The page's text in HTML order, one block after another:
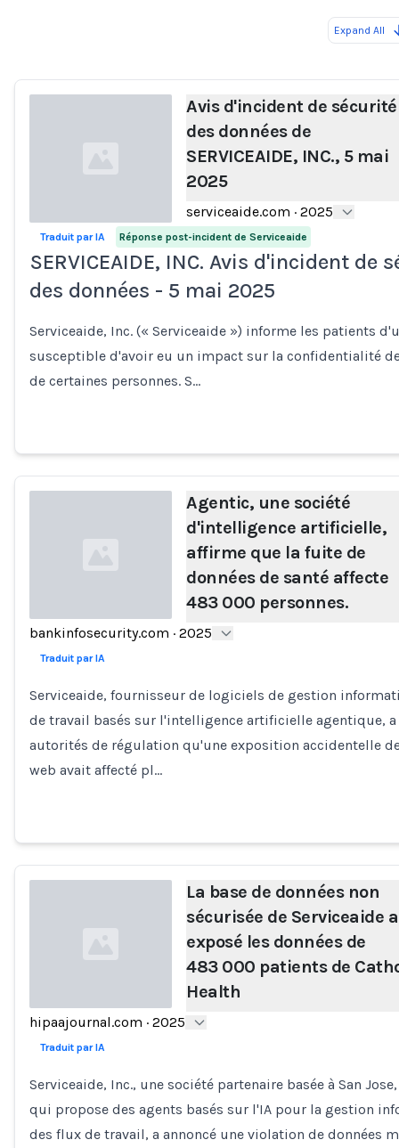
Expand All
Loading...
Avis d'incident de sécurité
des données de
SERVICEAIDE, INC., 5 mai
2025
serviceaide.com · 2025
Traduit par IA Réponse post-incident de Serviceaide
SERVICEAIDE, INC. Avis d'incident de
des données - 5 mai 2025
Serviceaide, Inc. (« Serviceaide ») informe les patients
susceptible d'avoir eu un impact sur la confidentialité
de certaines personnes. S…
Loading...
Agentic, une société
d'intelligence artificielle,
affirme que la fuite de
données de santé affecte
483 000 personnes.
bankinfosecurity.com · 2025
Traduit par IA
Serviceaide, fournisseur de logiciels de gestion
de travail basés sur l'intelligence artificielle agentique,
autorités de régulation qu'une exposition accidentelle
web avait affecté pl…
Loading...
La base de données non
sécurisée de Serviceaide a
exposé les données de
483 000 patients de
Health
hipaajournal.com · 2025
Traduit par IA
Serviceaide, Inc., une société partenaire basée à San
qui propose des agents basés sur l'IA pour la gestion
des flux de travail, a annoncé une violation de données